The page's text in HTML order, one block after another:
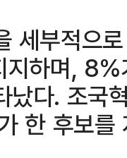
세부적으
하며,
났다. 조국
한 후보를